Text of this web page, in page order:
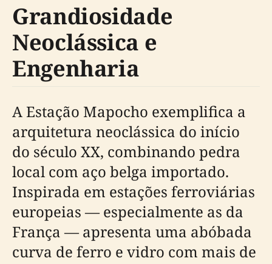
Grandiosidade
Neoclássica e
Engenharia
A Estação Mapocho exemplifica a
arquitetura neoclássica do início
do século XX, combinando pedra
local com aço belga importado.
Inspirada em estações ferroviárias
europeias — especialmente as da
França — apresenta uma abóbada
curva de ferro e vidro com mais de